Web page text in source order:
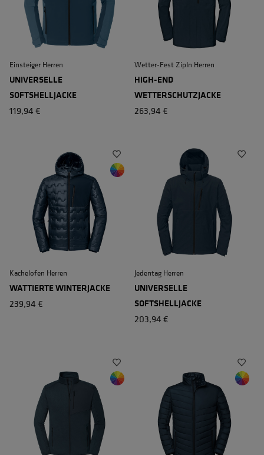
Einsteiger Herren
UNIVERSELLE
SOFTSHELLJACKE
119,94 €
Wetter-Fest ZipIn Herren
HIGH-END
WETTERSCHUTZJACKE
263,94 €
Kachelofen Herren
WATTIERTE WINTERJACKE
239,94 €
Jedentag Herren
UNIVERSELLE
SOFTSHELLJACKE
203,94 €